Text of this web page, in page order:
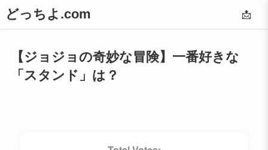
どっちよ.com 📩
【ジョジョの奇妙な冒険】一番好きな
「スタンド」は？